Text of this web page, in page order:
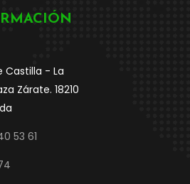
Castilla - La
Zárate. 18210
53 61